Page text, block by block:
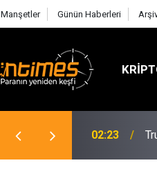
Manşetler Günün Haberleri
21:58